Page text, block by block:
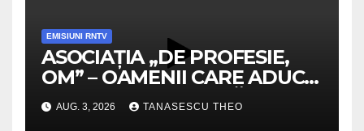
EMISIUNI RNTV
ASOCIAȚIA „DE PROFESIE,
OM” – OAMENII CARE ADUC
VALOARE COMUNITĂȚII /
SECRETELE SUCCESULUI
AUG. 3, 2026 TANASESCU THEO